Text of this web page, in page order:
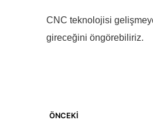
CNC teknolojisi
gireceğini öngörebiliriz.
ÖNCEKI